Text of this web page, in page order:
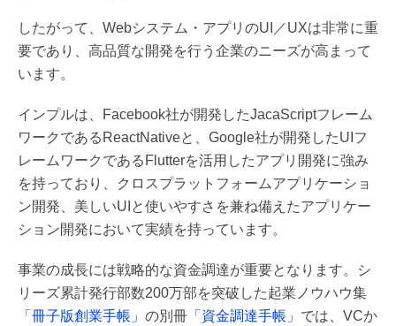
したがって、Webシステム・アプリのUI／UXは非常に重
要であり、高品質な開発を行う企業のニーズが高まって
います。
インプルは、Facebook社が開発したJacaScriptフレーム
ワークであるReactNativeと、Google社が開発したUIフ
レームワークであるFlutterを活用したアプリ開発に強み
を持っており、クロスプラットフォームアプリケーショ
ン開発、美しいUIと使いやすさを兼ね備えたアプリケー
ション開発において実績を持っています。
事業の成長には戦略的な資金調達が重要となります。シ
リーズ累計発行部数200万部を突破した起業ノウハウ集
「冊子版創業手帳」 の別冊 「資金調達手帳」 では、VCか